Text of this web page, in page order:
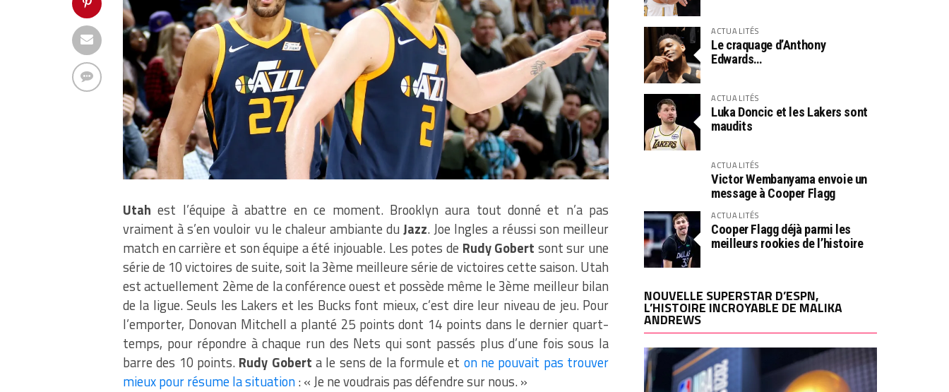
Utah est l’équipe à abattre en ce moment. Brooklyn aura tout donné et n’a pas
vraiment à s’en vouloir vu le chaleur ambiante duJazz. Joe Ingles a réussi son meilleur
match en carrière et son équipe a été injouable. Les potes de Rudy Gobert sont sur une
série de 10 victoires de suite, soit la 3ème meilleure série de victoires cette saison. Utah
est actuellement 2ème de la conférence ouest et possède même le 3ème meilleur bilan
de la ligue. Seuls les Lakers et les Bucks font mieux, c’est dire leur niveau de jeu. Pour
l’emporter, Donovan Mitchell a planté 25 points dont 14 points dans le dernier quart-
temps, pour répondre à chaque run des Nets qui sont passés plus d’une fois sous la
barre des 10 points. Rudy Gobert a le sens de la formule et on ne pouvait pas trouver
mieux pour résume la situation: « Je ne voudrais pas défendre sur nous. »
ACTUALITÉS
Le craquage d’Anthony
Edwards…
ACTUALITÉS
Luka Doncic et les Lakers sont
maudits
ACTUALITÉS
Victor Wembanyama envoie un
message à Cooper Flagg
ACTUALITÉS
Cooper Flagg déjà parmi les
meilleurs rookies de l’histoire
NOUVELLE SUPERSTAR D’ESPN,
L’HISTOIRE INCROYABLE DE MALIKA
ANDREWS